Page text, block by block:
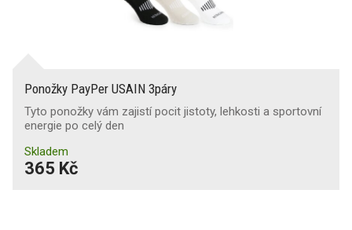
Ponožky PayPer USAIN 3páry
Tyto ponožky vám zajistí pocit jistoty, lehkosti a sportovní
energie po celý den
Skladem
365 Kč